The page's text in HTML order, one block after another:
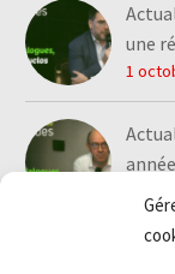
une
1
1